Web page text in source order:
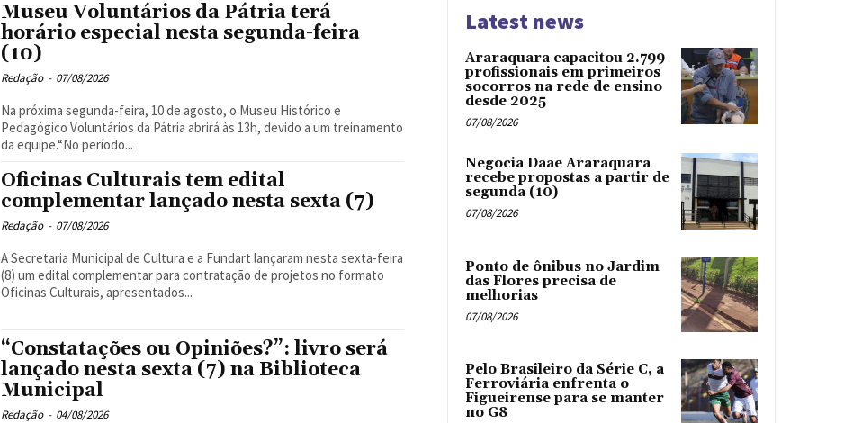
Museu Voluntários da Pátria terá
horário especial nesta segunda-feira
(10)
Redação - 07/08/2026
Na próxima segunda-feira, 10 de agosto, o Museu Histórico e
Pedagógico Voluntários da Pátria abrirá às 13h, devido a um treinamento
da equipe.“No período...
Oficinas Culturais tem edital
complementar lançado nesta sexta (7)
Redação - 07/08/2026
A Secretaria Municipal de Cultura e a Fundart lançaram nesta sexta-feira
(8) um edital complementar para contratação de projetos no formato
Oficinas Culturais, apresentados...
“Constatações ou Opiniões?”: livro será
lançado nesta sexta (7) na Biblioteca
Municipal
Redação - 04/08/2026
Latest news
Araraquara capacitou 2.799
profissionais em primeiros
socorros na rede de ensino
desde 2025
07/08/2026
Negocia Daae Araraquara
recebe propostas a partir de
segunda (10)
07/08/2026
Ponto de ônibus no Jardim
das Flores precisa de
melhorias
07/08/2026
Pelo Brasileiro da Série C, a
Ferroviária enfrenta o
Figueirense para se manter
no G8